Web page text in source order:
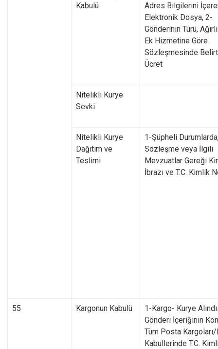
Kabulü
Adres Bilgilerini
Elektronik Dosya, 2-
Gönderinin Türü,
Ek Hizmetine Göre
Sözleşmesinde
Ücret
Nitelikli Kurye
Sevki
Nitelikli Kurye
Dağıtım ve
Teslimi
1-Şüpheli
Sözleşme veya İlgili
Mevzuatlar Gereği
İbrazı ve T.C. Kimlik
55 Kargonun Kabulü
1-Kargo- Kurye
Gönderi İçeriğinin
Tüm Posta
Kabullerinde T.C.